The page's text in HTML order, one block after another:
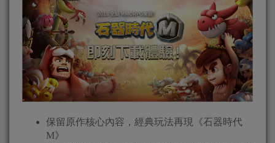
保留原作核心內容，經典玩法再現《石器時代
M》